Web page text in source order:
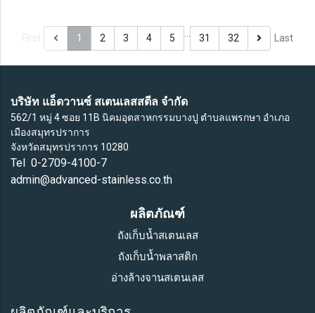
1 2 3 4 5 31 32 Last
บริษัท แอ็ดวานซ์ สเตนเลสสตีล จำกัด
562/1 หมู่ 4 ซอย 11B นิคมอุตสาหกรรมบางปู ตำบลแพรกษา อำเภอ
เมืองสมุทรปราการ
จังหวัดสมุทรปราการ 10280
Tel 0-2709-4100-7
admin@advanced-stainless.co.th
ผลิตภัณฑ์
ถังเก็บน้ำสเตนเลส
ถังเก็บน้ำพลาสติก
อ่างล้างจานสเตนเลส